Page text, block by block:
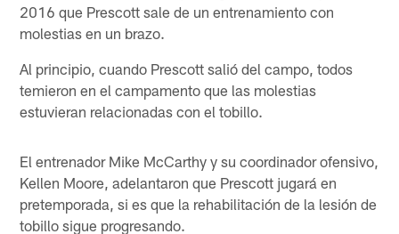
2016 que Prescott sale de un entrenamiento con
molestias en un brazo.
Al principio, cuando Prescott salió del campo, todos
temieron en el campamento que las molestias
estuvieran relacionadas con el tobillo.
El entrenador Mike McCarthy y su coordinador ofensivo,
Kellen Moore, adelantaron que Prescott jugará en
pretemporada, si es que la rehabilitación de la lesión de
tobillo sigue progresando.